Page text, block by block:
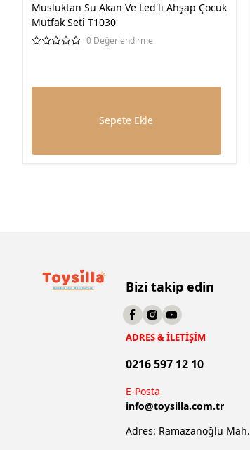
Musluktan Su Akan Ve Led'li Ahşap Çocuk
Mutfak Seti T1030
0 Değerlendirme
Sepete Ekle
Bizi takip edin
ADRES & İLETİŞİM
0216 597 12 10
E-Posta
info@toysilla.com.tr
Adres: Ramazanoğlu Mah.